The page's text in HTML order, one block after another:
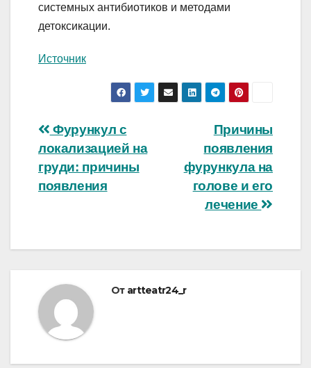
системных антибиотиков и методами
детоксикации.
Источник
Навигация
по
записям
Причины
появления
фурункула на
голове и его
лечение
Фурункул с
локализацией на
груди: причины
появления
От artteatr24_r